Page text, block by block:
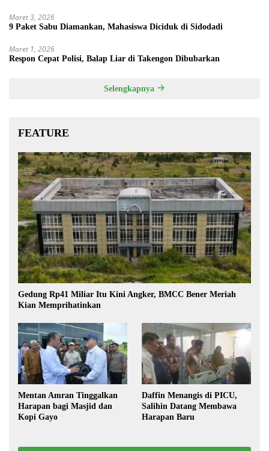
Maret 3, 2026
9 Paket Sabu Diamankan, Mahasiswa Diciduk di Sidodadi
Maret 1, 2026
Respon Cepat Polisi, Balap Liar di Takengon Dibubarkan
Selengkapnya
FEATURE
Gedung Rp41 Miliar Itu Kini Angker, BMCC Bener Meriah
Kian Memprihatinkan
Mentan Amran Tinggalkan
Harapan bagi Masjid dan
Kopi Gayo
Daffin Menangis di PICU,
Salihin Datang Membawa
Harapan Baru